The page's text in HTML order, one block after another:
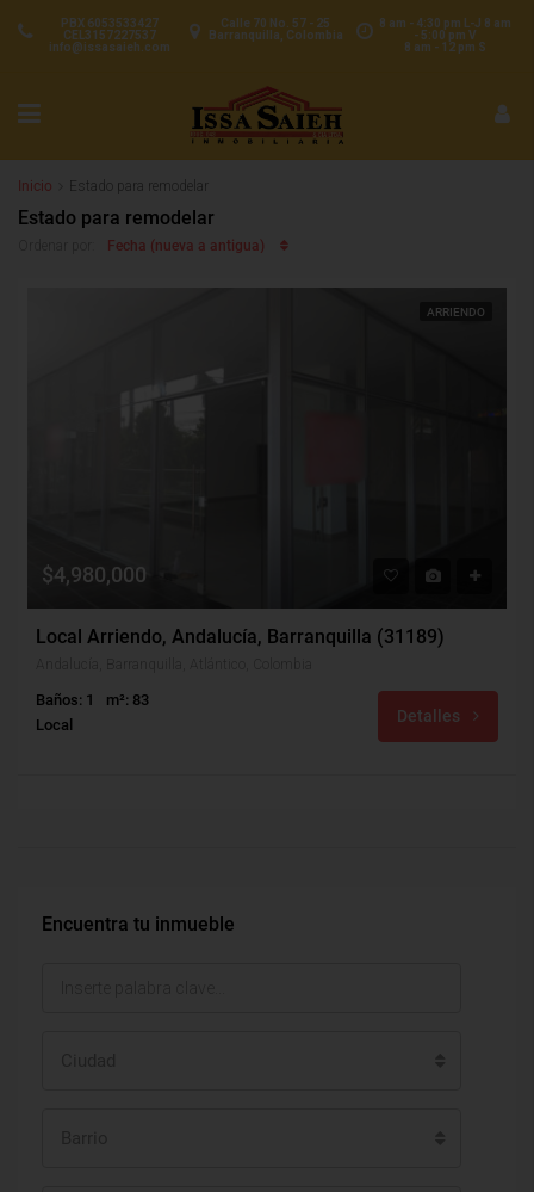
8 am - 4:30 pm L-J 8 am
- 5:00 pm V
8 am - 12 pm S
Calle 70 No. 57 - 25
Barranquilla, Colombia
PBX 6053533427
CEL3157227537
info@issasaieh.com
Inicio Estado para remodelar
Estado para remodelar
Fecha (nueva a antigua)
ARRIENDO
$4,980,000
Local Arriendo, Andalucía, Barranquilla (31189)
Baños: 1
m²: 83
Local
Detalles
Encuentra tu inmueble